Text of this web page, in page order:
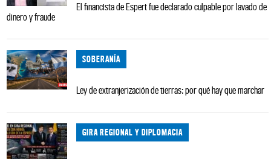
El financista de Espert fue declarado culpable por lavado de
dinero y fraude
SOBERANÍA
Ley de extranjerización de tierras: por qué hay que marchar
GIRA REGIONAL Y DIPLOMACIA